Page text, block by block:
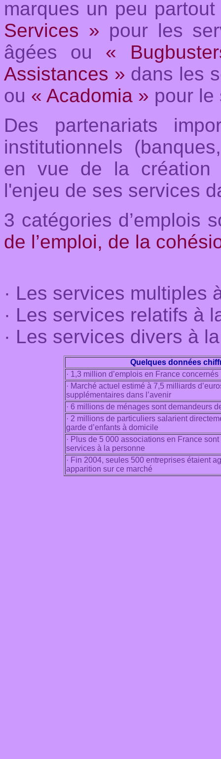
marques un peu
Services » pour les
âgées ou «
Assistances » dans les
ou « Acadomia » pour le
Des partenariats
institutionnels
en vue de la création
l'enjeu de ses services
3 catégories d’emplois
de l’emploi, de la
· Les services multiples
· Les services relatifs à
· Les services divers à
Quelques données
· 1,3 million d’emplois en France concernés
· Marché actuel estimé à 7,5 milliards
supplémentaires dans l’avenir
· 6 millions de ménages sont demandeurs
· 2 millions de particuliers salarient
garde d’enfants à domicile
· Plus de 5 000 associations en France
services à la personne
· Fin 2004, seules 500 entreprises étaient
apparition sur ce marché